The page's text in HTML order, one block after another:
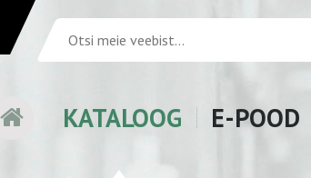
KATALOOG E-POOD